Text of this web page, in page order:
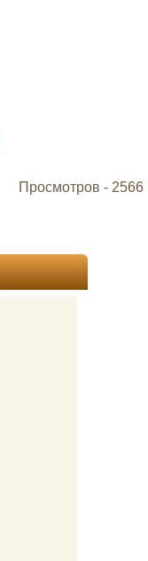
Просмотров - 2566